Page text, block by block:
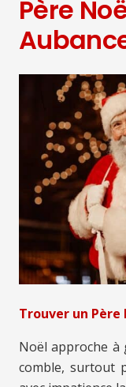
Père
Trouver un Père
Noël approche à
comble, surtout